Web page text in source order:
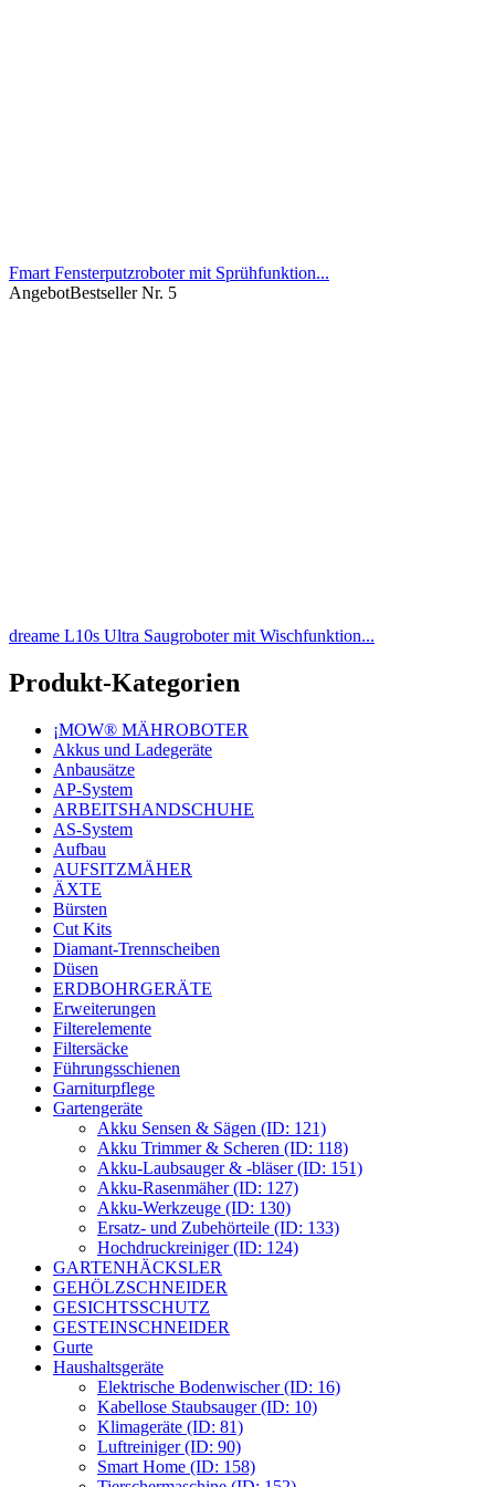
Fmart Fensterputzroboter mit Sprühfunktion...
AngebotBestseller Nr. 5
dreame L10s Ultra Saugroboter mit Wischfunktion...
Produkt-Kategorien
¡MOW® MÄHROBOTER
Akkus und Ladegeräte
Anbausätze
AP-System
ARBEITSHANDSCHUHE
AS-System
Aufbau
AUFSITZMÄHER
ÄXTE
Bürsten
Cut Kits
Diamant-Trennscheiben
Düsen
ERDBOHRGERÄTE
Erweiterungen
Filterelemente
Filtersäcke
Führungsschienen
Garniturpflege
Gartengeräte
Akku Sensen & Sägen (ID: 121)
Akku Trimmer & Scheren (ID: 118)
Akku-Laubsauger & -bläser (ID: 151)
Akku-Rasenmäher (ID: 127)
Akku-Werkzeuge (ID: 130)
Ersatz- und Zubehörteile (ID: 133)
Hochdruckreiniger (ID: 124)
GARTENHÄCKSLER
GEHÖLZSCHNEIDER
GESICHTSSCHUTZ
GESTEINSCHNEIDER
Gurte
Haushaltsgeräte
Elektrische Bodenwischer (ID: 16)
Kabellose Staubsauger (ID: 10)
Klimageräte (ID: 81)
Luftreiniger (ID: 90)
Smart Home (ID: 158)